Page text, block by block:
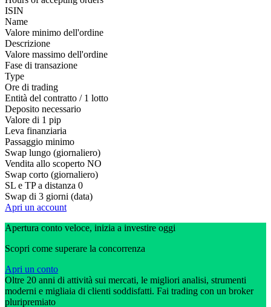
ISIN
Name
Valore minimo dell'ordine
Descrizione
Valore massimo dell'ordine
Fase di transazione
Type
Ore di trading
Entità del contratto / 1 lotto
Deposito necessario
Valore di 1 pip
Leva finanziaria
Passaggio minimo
Swap lungo (giornaliero)
Vendita allo scoperto NO
Swap corto (giornaliero)
SL e TP a distanza 0
Swap di 3 giorni (data)
Apri un account
Apertura conto veloce, inizia a investire oggi
Scopri come superare la concorrenza
Apri un conto
Oltre 20 anni di attività sui mercati, le migliori analisi, strumenti
moderni e migliaia di clienti soddisfatti. Fai trading con un broker
pluripremiato